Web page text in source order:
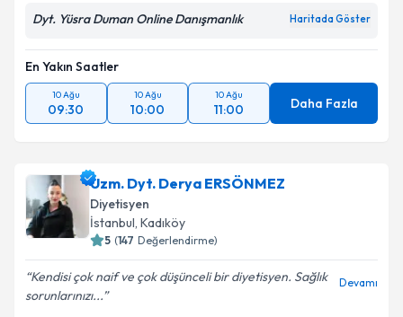
Dyt. Yüsra Duman Online Danışmanlık Haritada Göster
En Yakın Saatler
10 Ağu
09:30
10 Ağu
10:00
10 Ağu
11:00 Daha Fazla
Uzm. Dyt. Derya ERSÖNMEZ
Diyetisyen
İstanbul, Kadıköy
5 (147 Değerlendirme)
Kendisi çok naif ve çok düşünceli bir diyetisyen. Sağlık
sorunlarınızı...
Devamı